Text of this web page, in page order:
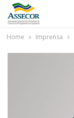
Home Imprensa